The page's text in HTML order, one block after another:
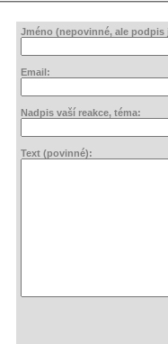
Jméno (nepovinné, ale podpis
Email:
Nadpis vaší reakce, téma:
Text (povinné):